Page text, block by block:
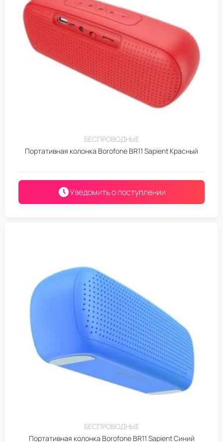
БЕСПРОВОДНЫЕ
Портативная колонка Borofone BR11 Sapient Красный
Уведомить о поступлении
БЕСПРОВОДНЫЕ
Портативная колонка Borofone BR11 Sapient Синий